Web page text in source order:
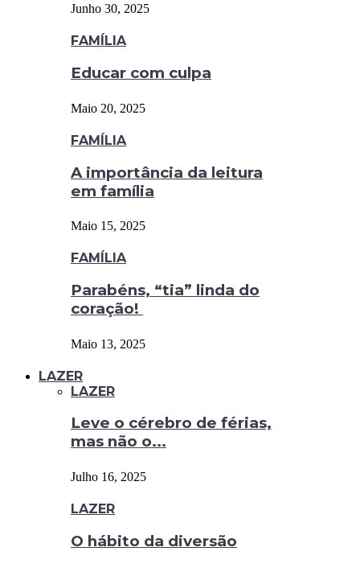
Junho 30, 2025
FAMÍLIA
Educar com culpa
Maio 20, 2025
FAMÍLIA
A importância da leitura
em família
Maio 15, 2025
FAMÍLIA
Parabéns, “tia” linda do
coração!
Maio 13, 2025
LAZER
LAZER
Leve o cérebro de férias,
mas não o...
Julho 16, 2025
LAZER
O hábito da diversão